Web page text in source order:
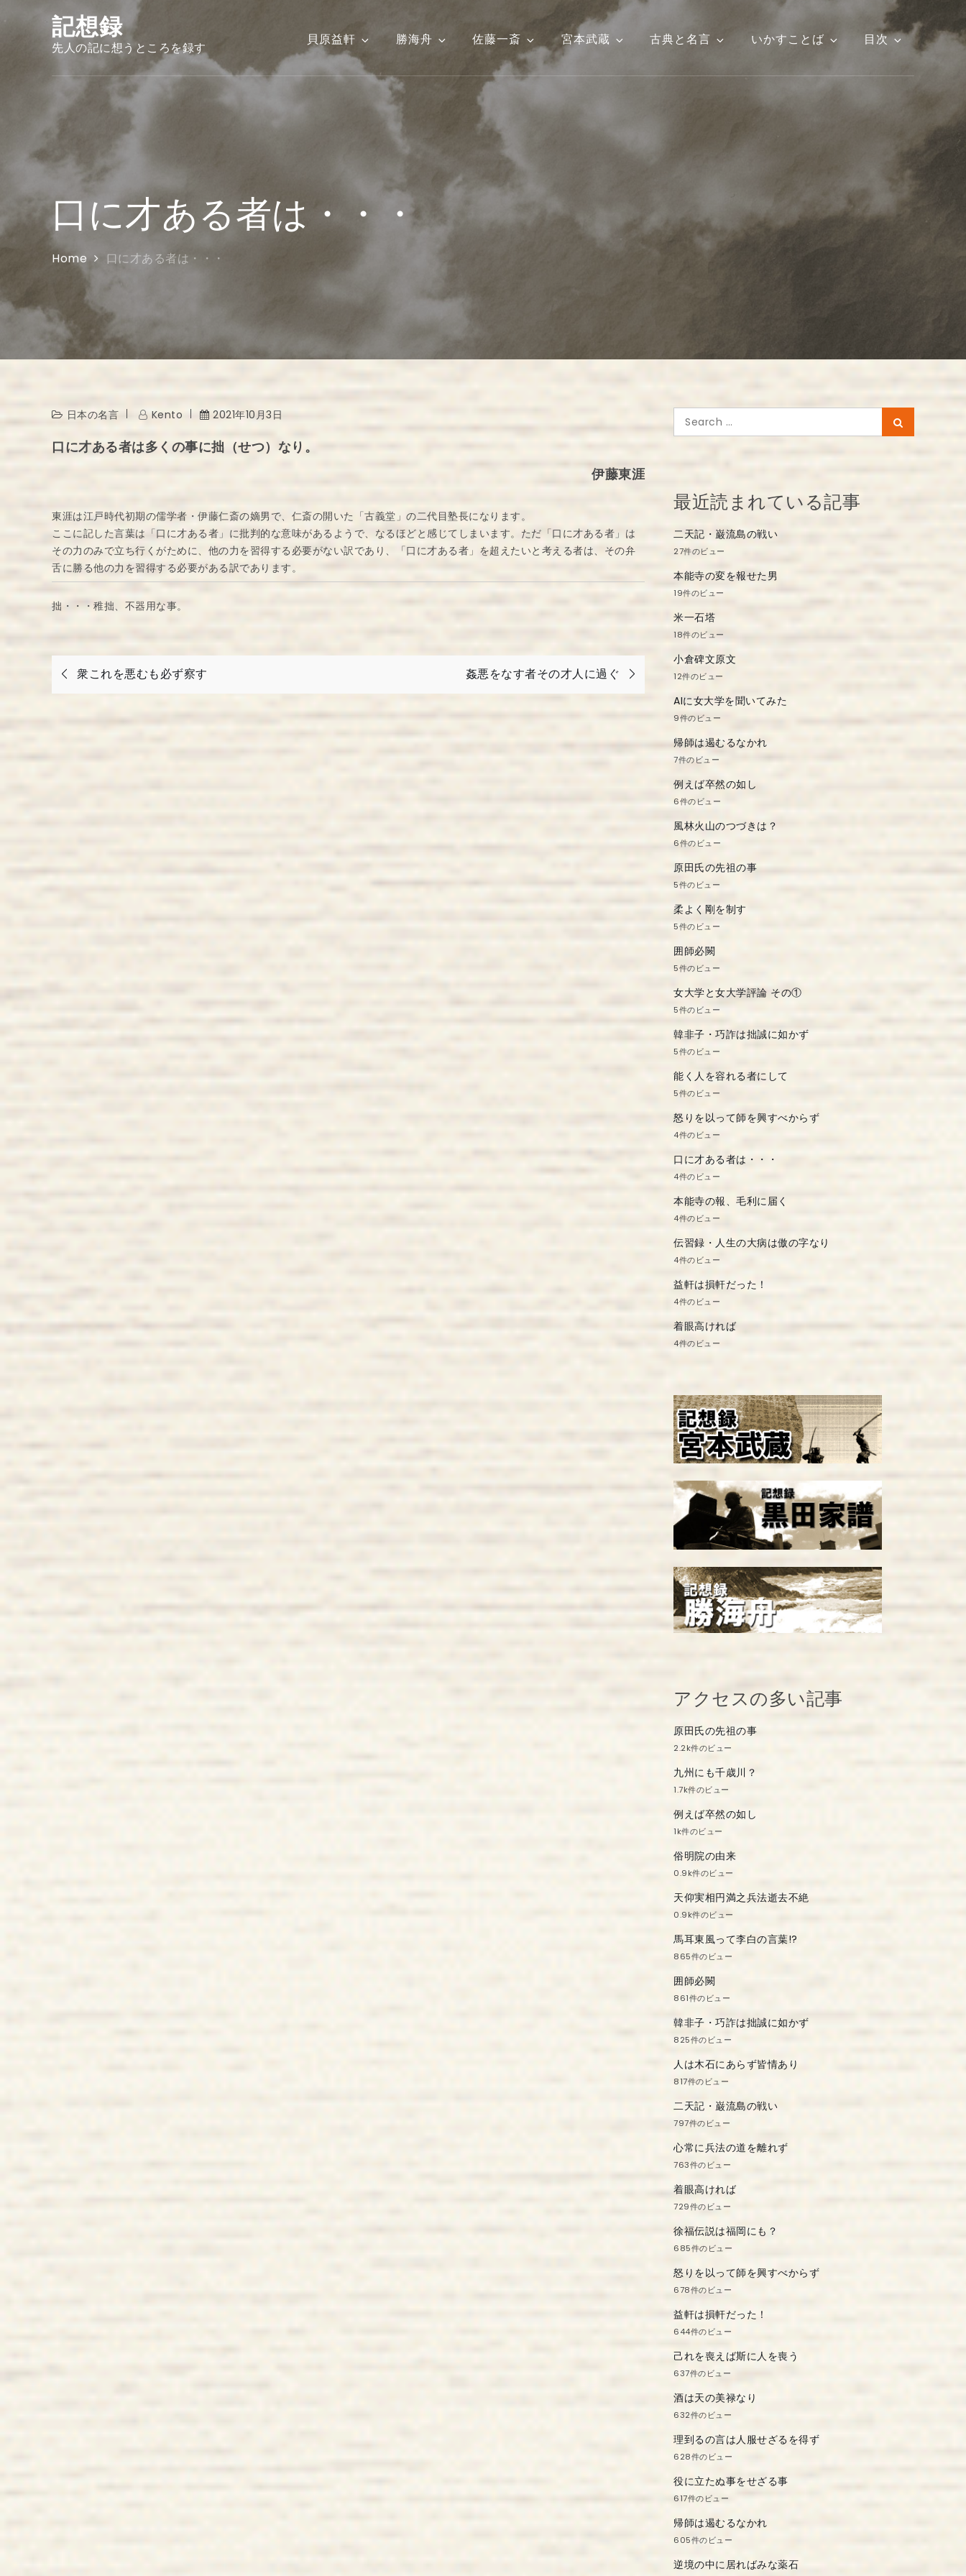
to
記想録
先人の記に想うところを録す
貝原益軒 勝海舟 佐藤一斎 宮本武蔵 古典と名言 いかすことば 目次
口に才ある者は・・・
Home 口に才ある者は・・・
日本の名言 Kento 2021年10月3日
口に才ある者は多くの事に拙（せつ）なり。
伊藤東涯
東涯は江戸時代初期の儒学者・伊藤仁斎の嫡男で、仁斎の開いた「古義堂」の二代目塾長になります。
ここに記した言葉は「口に才ある者」に批判的な意味があるようで、なるほどと感じてしまいます。ただ「口に才ある者」は
その力のみで立ち行くがために、他の力を習得する必要がない訳であり、「口に才ある者」を超えたいと考える者は、その弁
舌に勝る他の力を習得する必要がある訳であります。
拙・・・稚拙、不器用な事。
投
稿
衆これを悪むも必ず察す 姦悪をなす者その才人に過ぐ
Search
for:
最近読まれている記事
二天記・巌流島の戦い
27件のビュー
本能寺の変を報せた男
19件のビュー
米一石塔
18件のビュー
小倉碑文原文
12件のビュー
AIに女大学を聞いてみた
9件のビュー
帰師は遏むるなかれ
7件のビュー
例えば卒然の如し
6件のビュー
風林火山のつづきは？
6件のビュー
原田氏の先祖の事
5件のビュー
柔よく剛を制す
5件のビュー
囲師必闕
5件のビュー
女大学と女大学評論 その①
5件のビュー
韓非子・巧詐は拙誠に如かず
5件のビュー
能く人を容れる者にして
5件のビュー
怒りを以って師を興すべからず
4件のビュー
口に才ある者は・・・
4件のビュー
本能寺の報、毛利に届く
4件のビュー
伝習録・人生の大病は傲の字なり
4件のビュー
益軒は損軒だった！
4件のビュー
着眼高ければ
4件のビュー
アクセスの多い記事
原田氏の先祖の事
2.2k件のビュー
九州にも千歳川？
1.7k件のビュー
例えば卒然の如し
1k件のビュー
俗明院の由来
0.9k件のビュー
天仰実相円満之兵法逝去不絶
0.9k件のビュー
馬耳東風って李白の言葉!?
865件のビュー
囲師必闕
861件のビュー
韓非子・巧詐は拙誠に如かず
825件のビュー
人は木石にあらず皆情あり
817件のビュー
二天記・巌流島の戦い
797件のビュー
心常に兵法の道を離れず
763件のビュー
着眼高ければ
729件のビュー
徐福伝説は福岡にも？
685件のビュー
怒りを以って師を興すべからず
678件のビュー
益軒は損軒だった！
644件のビュー
己れを喪えば斯に人を喪う
637件のビュー
酒は天の美禄なり
632件のビュー
理到るの言は人服せざるを得ず
628件のビュー
役に立たぬ事をせざる事
617件のビュー
帰師は遏むるなかれ
605件のビュー
逆境の中に居ればみな薬石